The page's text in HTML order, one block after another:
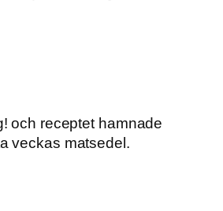
och receptet hamnade
veckas matsedel.